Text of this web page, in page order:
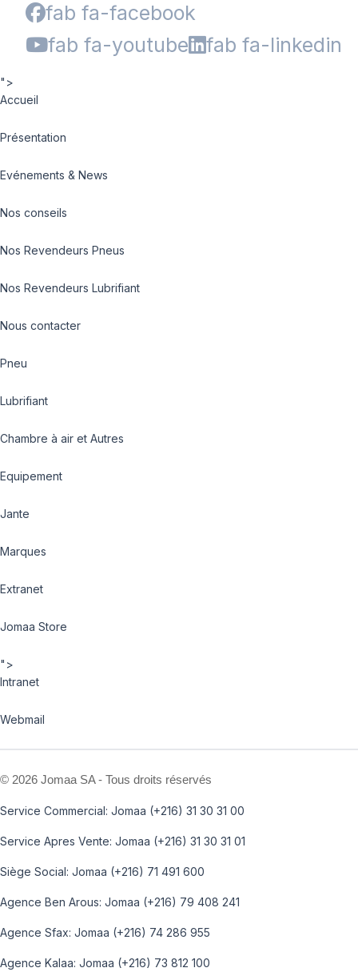
fab fa-facebook
fab fa-youtube
fab fa-linkedin
">
Accueil
Présentation
Evénements & News
Nos conseils
Nos Revendeurs Pneus
Nos Revendeurs Lubrifiant
Nous contacter
Pneu
Lubrifiant
Chambre à air et Autres
Equipement
Jante
Marques
Extranet
Jomaa Store
">
Intranet
Webmail
© 2026 Jomaa SA - Tous droits réservés
Service Commercial: Jomaa (+216) 31 30 31 00
Service Apres Vente: Jomaa (+216) 31 30 31 01
Siège Social: Jomaa (+216) 71 491 600
Agence Ben Arous: Jomaa (+216) 79 408 241
Agence Sfax: Jomaa (+216) 74 286 955
Agence Kalaa: Jomaa (+216) 73 812 100